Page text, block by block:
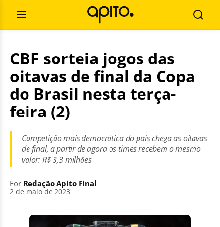
contentOpen
Menu
for:
CBF sorteia jogos das
oitavas de final da Copa
do Brasil nesta terça-
feira (2)
Competição mais democrática do país chega as oitavas
de final, a partir de agora os times recebem o mesmo
valor: R$ 3,3 milhões
For Redação Apito Final
2 de maio de 2023